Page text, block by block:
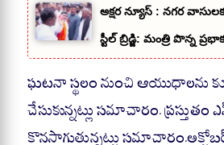
అక్షర న్యూస్ : నగర
స్టీల్ బ్రిడ్జి: మంత్రి పొన్న
ఘటనా స్థలం నుంచి ఆయుధాలను
చేసుకున్నట్లు సమాచారం.
కొనసాగుతున్నట్టు